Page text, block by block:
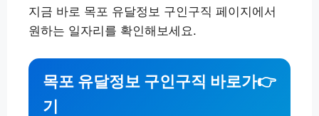
지금 바로 목포 유달정보 구인구직 페이지에서
원하는 일자리를 확인해보세요.
목포 유달정보 구인구직 바로가
기
👉